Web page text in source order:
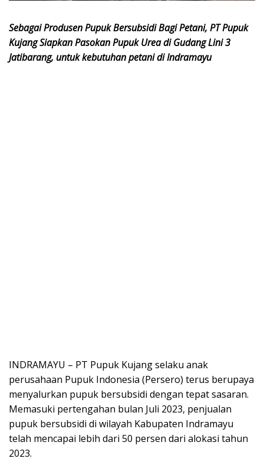
Sebagai Produsen Pupuk Bersubsidi Bagi Petani, PT Pupuk
Kujang Siapkan Pasokan Pupuk Urea di Gudang Lini 3
Jatibarang, untuk kebutuhan petani di Indramayu
INDRAMAYU – PT Pupuk Kujang selaku anak
perusahaan Pupuk Indonesia (Persero) terus berupaya
menyalurkan pupuk bersubsidi dengan tepat sasaran.
Memasuki pertengahan bulan Juli 2023, penjualan
pupuk bersubsidi di wilayah Kabupaten Indramayu
telah mencapai lebih dari 50 persen dari alokasi tahun
2023.